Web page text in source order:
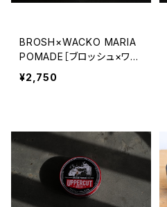
BROSH×WACKO MARIA
POMADE［ブロッシュ×ワコ
マリア ポマード］
¥2,750